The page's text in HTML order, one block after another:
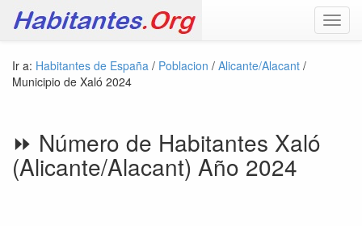
Ir a: Habitantes de España / Poblacion / Alicante/Alacant /
Municipio de Xaló 2024
⏩ Número de Habitantes Xaló
(Alicante/Alacant) Año 2024